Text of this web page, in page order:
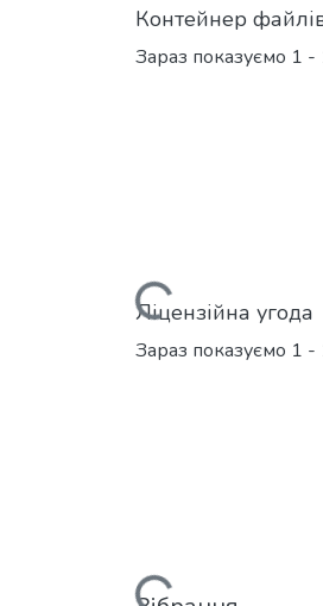
Контейнер
Зараз показуємо 1 -
Вантажиться...Ліцензійна угода
Зараз показуємо 1 -
Вантажиться...